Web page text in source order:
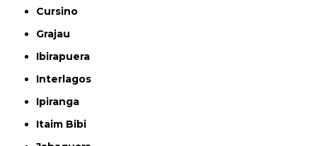
Cursino
Grajau
Ibirapuera
Interlagos
Ipiranga
Itaim Bibi